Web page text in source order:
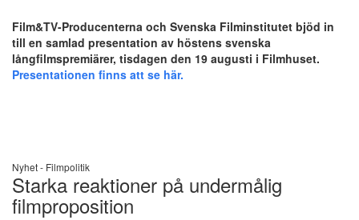
Film&TV-Producenterna och Svenska Filminstitutet bjöd in
till en samlad presentation av höstens svenska
långfilmspremiärer, tisdagen den 19 augusti i Filmhuset.
Presentationen finns att se här.
Nyhet - Filmpolitik
Starka reaktioner på undermålig
filmproposition